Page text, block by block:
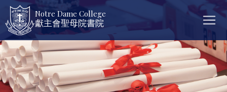
Notre Dame College
獻主會聖母院書院